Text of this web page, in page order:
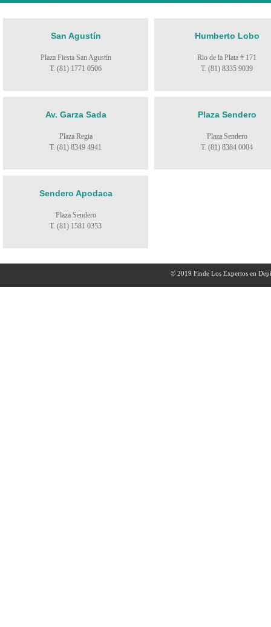
San Agustín
Plaza Fiesta San Agustín
T. (81) 1771 0506
Humberto Lobo
Rio de la Plata # 171
T. (81) 8335 9039
Av. Garza Sada
Plaza Regia
T. (81) 8349 4941
Plaza Sendero
Plaza Sendero
T. (81) 8384 0004
Sendero Apodaca
Plaza Sendero
T. (81) 1581 0353
© 2019 Finde Los Expertos en